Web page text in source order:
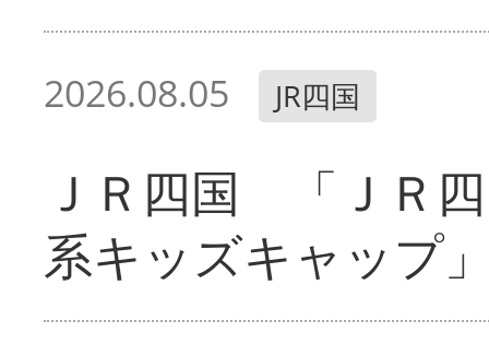
2026.08.05 JR四国
ＪＲ四国 「ＪＲ
系キッズキャップ